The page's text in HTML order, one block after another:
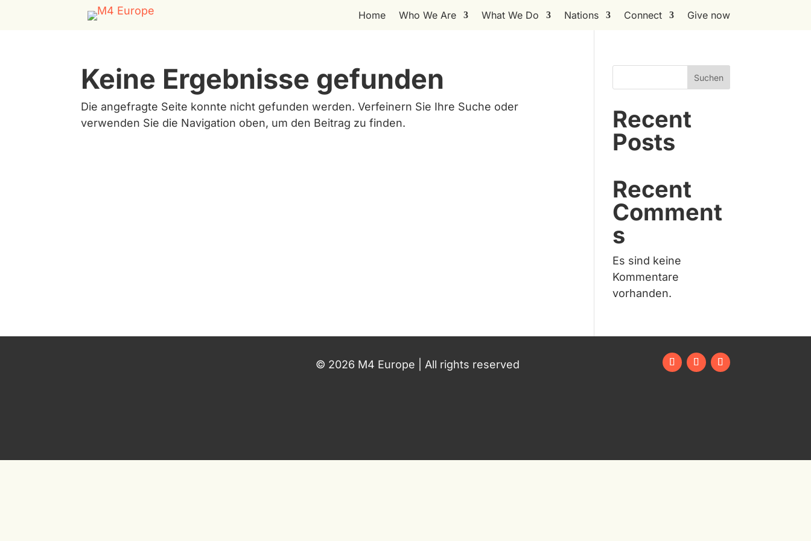
Home Who We Are What We Do Nations Connect Give now
Keine Ergebnisse gefunden
Die angefragte Seite konnte nicht gefunden werden. Verfeinern Sie Ihre Suche oder
verwenden Sie die Navigation oben, um den Beitrag zu finden.
Suchen
Recent
Posts
Recent
Comment
s
Es sind keine
Kommentare
vorhanden.
© 2026 M4 Europe | All rights reserved